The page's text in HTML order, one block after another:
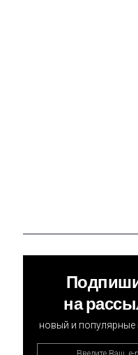
на
новый и популярные